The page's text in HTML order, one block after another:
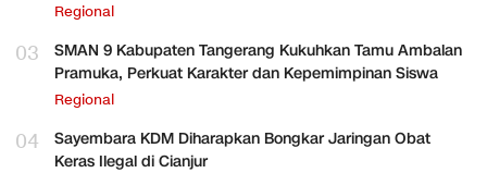
Regional
03
SMAN 9 Kabupaten Tangerang Kukuhkan Tamu Ambalan
Pramuka, Perkuat Karakter dan Kepemimpinan Siswa
Regional
04
Sayembara KDM Diharapkan Bongkar Jaringan Obat
Keras Ilegal di Cianjur